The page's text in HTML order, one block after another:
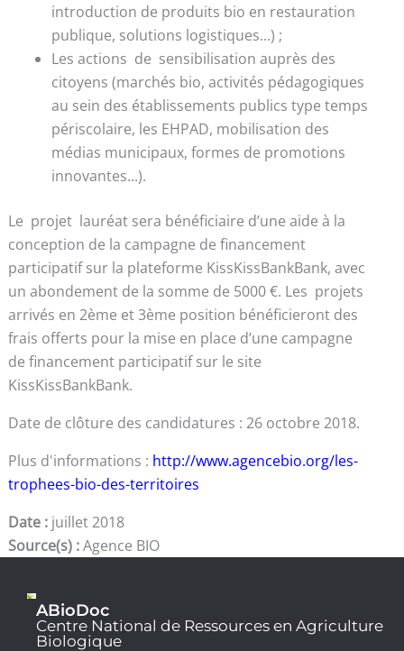
introduction de produits bio en restauration
publique, solutions logistiques...) ;
Les actions de sensibilisation auprès des
citoyens (marchés bio, activités pédagogiques
au sein des établissements publics type temps
périscolaire, les EHPAD, mobilisation des
médias municipaux, formes de promotions
innovantes...).
Le projet lauréat sera bénéficiaire d’une aide à la
conception de la campagne de financement
participatif sur la plateforme KissKissBankBank, avec
un abondement de la somme de 5000 €. Les projets
arrivés en 2ème et 3ème position bénéficieront des
frais offerts pour la mise en place d’une campagne
de financement participatif sur le site
KissKissBankBank.
Date de clôture des candidatures : 26 octobre 2018.
Plus d'informations : http://www.agencebio.org/les-
trophees-bio-des-territoires
Date : juillet 2018
Source(s) :Agence BIO
ABioDoc
Centre National de Ressources en Agriculture
Biologique